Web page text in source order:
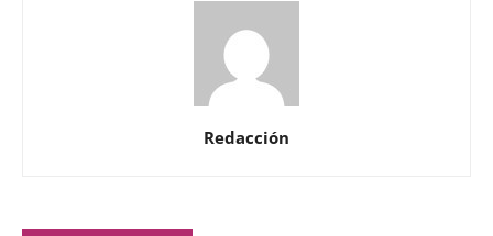
Redacción